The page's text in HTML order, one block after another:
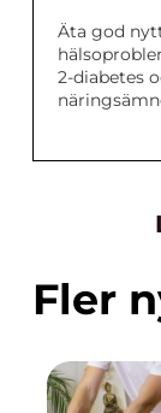
Äta god
2-diabetes
Fler